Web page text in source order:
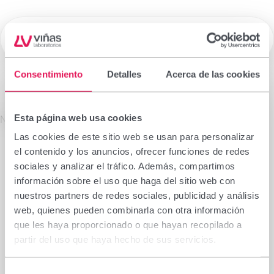
Consentimiento Detalles Acerca de las cookies
Esta página web usa cookies
Las cookies de este sitio web se usan para personalizar
el contenido y los anuncios, ofrecer funciones de redes
sociales y analizar el tráfico. Además, compartimos
información sobre el uso que haga del sitio web con
nuestros partners de redes sociales, publicidad y análisis
web, quienes pueden combinarla con otra información
que les haya proporcionado o que hayan recopilado a
partir del uso que haya hecho de sus servicios.
Laboratorios Viñas ☰
No se encontró el producto solicitado.
Medicamentos de Prescripción
La información que figura en esta sección está
dirigida exclusivamente a profesionales sanitarios
facultados para prescribir o dispensar
medicamentos, por lo que requiere una formación
especializada para su correcta interpretación. En
caso de no pertenecer a este colectivo, le rogamos
se abstenga de continuar.
Declaro que soy profesional sanitario con
capacidad de prescripción o dispensación en